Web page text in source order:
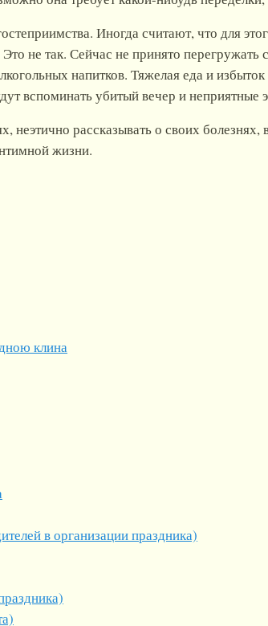
Иногда считают, что для
не так. Сейчас не принято
напитков. Тяжелая еда и
вспоминать убитый вечер и неприятные
неэтично рассказывать о своих
жизни.
клина
в организации праздника)